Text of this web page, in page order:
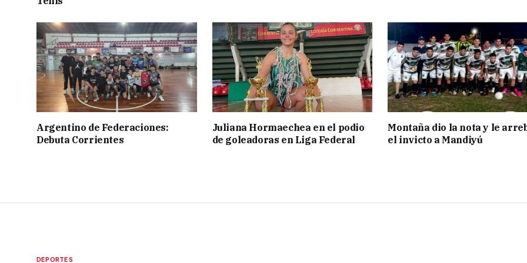
Argentino de Federaciones:
Debuta Corrientes
Juliana Hormaechea en el podio
de goleadoras en Liga Federal
Montaña dio la nota y le
el invicto a Mandiyú
DEPORTES